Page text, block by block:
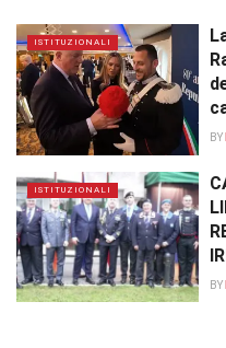
ISTITUZIONALI
BY
ISTITUZIONALI
BY